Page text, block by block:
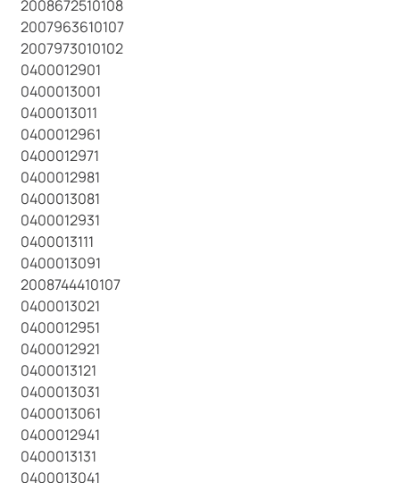
2008672510108
2007963610107
2007973010102
0400012901
0400013001
0400013011
0400012961
0400012971
0400012981
0400013081
0400012931
0400013111
0400013091
2008744410107
0400013021
0400012951
0400012921
0400013121
0400013031
0400013061
0400012941
0400013131
0400013041